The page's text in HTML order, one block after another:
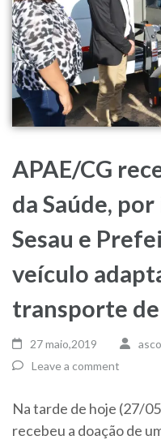
APAE/CG
da Saúde,
Sesau e
veículo
transporte
27 maio,2019
Leave a comment
Na tarde de hoje (27/
recebeu a doação de